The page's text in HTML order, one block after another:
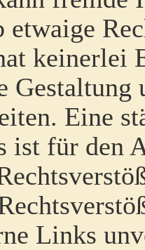
keinerlei
Gestaltung
Eine
ist für den
Links